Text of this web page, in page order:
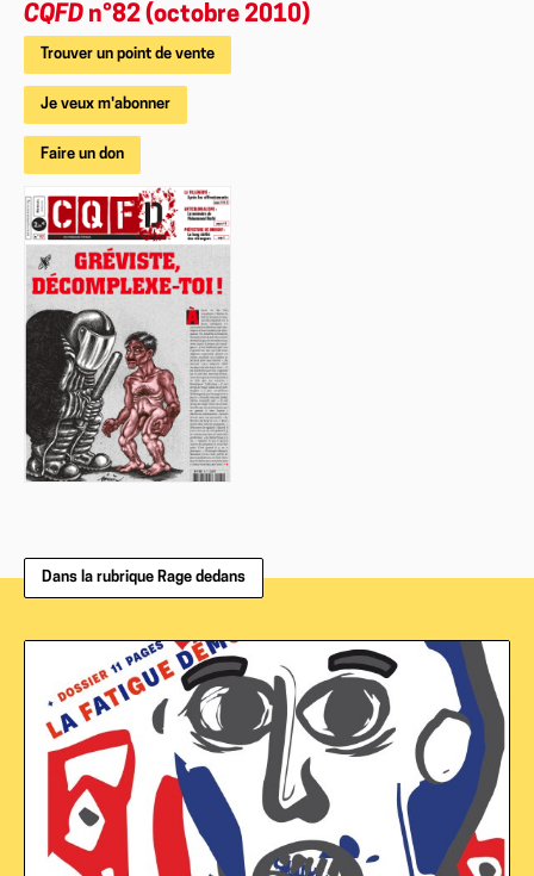
CQFD n°82 (octobre 2010)
Trouver un point de vente
Je veux m'abonner
Faire un don
Dans la rubrique Rage dedans